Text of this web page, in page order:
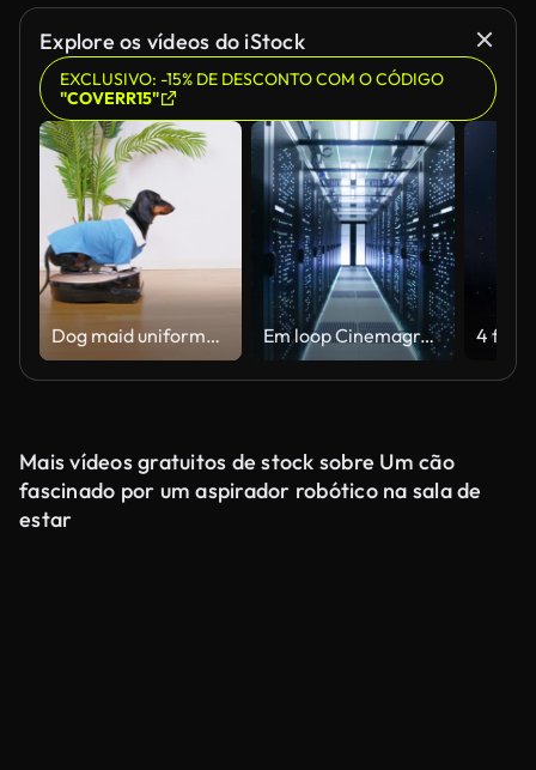
Explore os vídeos do iStock
EXCLUSIVO: -15% DE DESCONTO COM O CÓDIGO
"COVERR15"
Dog maid uniforme monta aspirador robótico através de sala aconchegante. Aluguel de apartamentos Em loop Cinemagraph: Movendo-se através do centro de dados infinitas com servidor Racks cheio de luzes LED a piscar.
Mais vídeos gratuitos de stock sobre Um cão
fascinado por um aspirador robótico na sala de
estar